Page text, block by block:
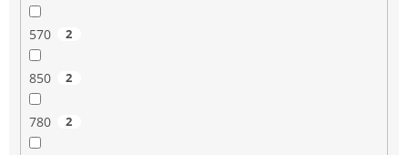
570 2
850 2
780 2